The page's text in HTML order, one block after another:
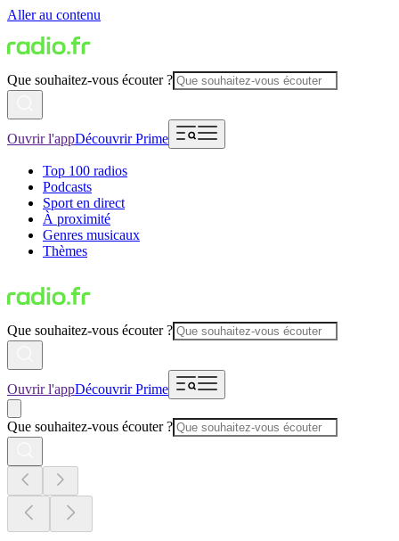
Aller au contenu
Que souhaitez-vous écouter ?
Ouvrir l'appDécouvrir Prime
Top 100 radios
Podcasts
Sport en direct
À proximité
Genres musicaux
Thèmes
Que souhaitez-vous écouter ?
Ouvrir l'appDécouvrir Prime
Que souhaitez-vous écouter ?